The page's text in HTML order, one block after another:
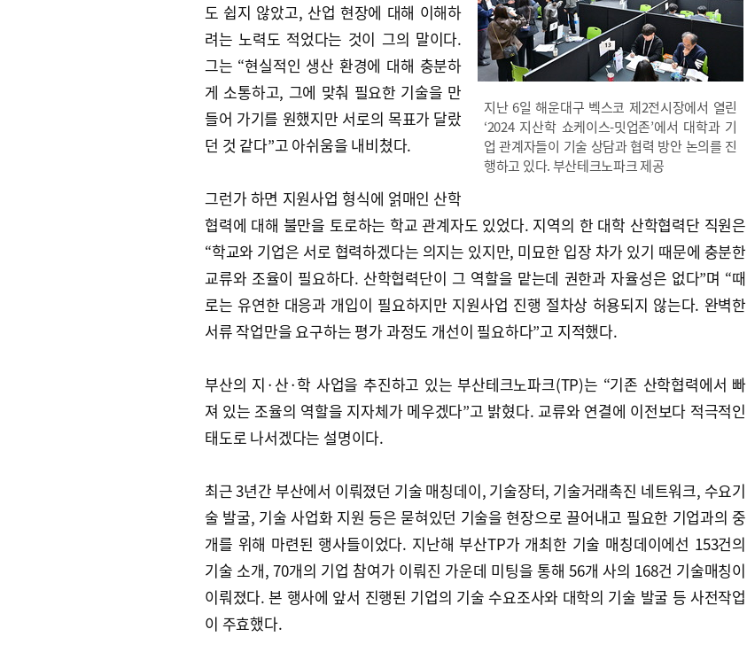
지난 6일 해운대구 벡스코 제2전시장에서 열린
‘2024 지산학 쇼케이스-밋업존’에서 대학과 기
업 관계자들이 기술 상담과 협력 방안 논의를 진
행하고 있다. 부산테크노파크 제공
도 쉽지 않았고, 산업 현장에 대해 이해하
려는 노력도 적었다는 것이 그의 말이다.
그는 “현실적인 생산 환경에 대해 충분하
게 소통하고, 그에 맞춰 필요한 기술을 만
들어 가기를 원했지만 서로의 목표가 달랐
던 것 같다”고 아쉬움을 내비쳤다.
그런가 하면 지원사업 형식에 얽매인 산학
협력에 대해 불만을 토로하는 학교 관계자도 있었다. 지역의 한 대학 산학협력단 직원은
“학교와 기업은 서로 협력하겠다는 의지는 있지만, 미묘한 입장 차가 있기 때문에 충분한
교류와 조율이 필요하다. 산학협력단이 그 역할을 맡는데 권한과 자율성은 없다”며 “때
로는 유연한 대응과 개입이 필요하지만 지원사업 진행 절차상 허용되지 않는다. 완벽한
서류 작업만을 요구하는 평가 과정도 개선이 필요하다”고 지적했다.
부산의 지·산·학 사업을 추진하고 있는 부산테크노파크(TP)는 “기존 산학협력에서 빠
져 있는 조율의 역할을 지자체가 메우겠다”고 밝혔다. 교류와 연결에 이전보다 적극적인
태도로 나서겠다는 설명이다.
최근 3년간 부산에서 이뤄졌던 기술 매칭데이, 기술장터, 기술거래촉진 네트워크, 수요기
술 발굴, 기술 사업화 지원 등은 묻혀있던 기술을 현장으로 끌어내고 필요한 기업과의 중
개를 위해 마련된 행사들이었다. 지난해 부산TP가 개최한 기술 매칭데이에선 153건의
기술 소개, 70개의 기업 참여가 이뤄진 가운데 미팅을 통해 56개 사의 168건 기술매칭이
이뤄졌다. 본 행사에 앞서 진행된 기업의 기술 수요조사와 대학의 기술 발굴 등 사전작업
이 주효했다.